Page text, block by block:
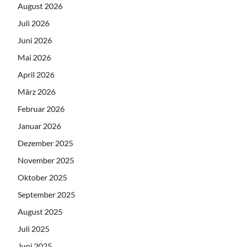
August 2026
Juli 2026
Juni 2026
Mai 2026
April 2026
März 2026
Februar 2026
Januar 2026
Dezember 2025
November 2025
Oktober 2025
September 2025
August 2025
Juli 2025